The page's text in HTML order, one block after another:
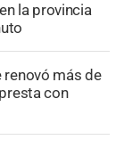
la provincia
renovó más de
con